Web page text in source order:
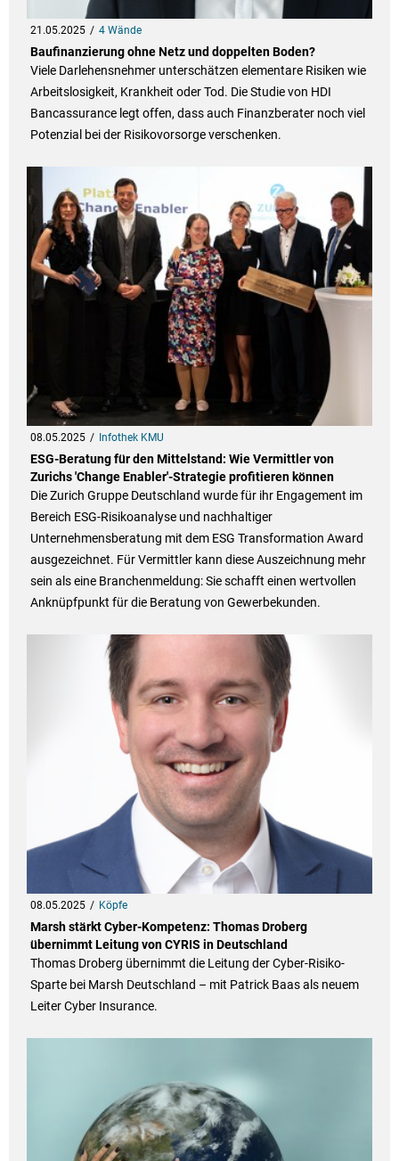
21.05.2025 4 Wände
Baufinanzierung ohne Netz und doppelten Boden?
Viele Darlehensnehmer unterschätzen elementare Risiken wie
Arbeitslosigkeit, Krankheit oder Tod. Die Studie von HDI
Bancassurance legt offen, dass auch Finanzberater noch viel
Potenzial bei der Risikovorsorge verschenken.
08.05.2025 Infothek KMU
ESG-Beratung für den Mittelstand: Wie Vermittler von
Zurichs 'Change Enabler'-Strategie profitieren können
Die Zurich Gruppe Deutschland wurde für ihr Engagement im
Bereich ESG-Risikoanalyse und nachhaltiger
Unternehmensberatung mit dem ESG Transformation Award
ausgezeichnet. Für Vermittler kann diese Auszeichnung mehr
sein als eine Branchenmeldung: Sie schafft einen wertvollen
Anknüpfpunkt für die Beratung von Gewerbekunden.
08.05.2025 Köpfe
Marsh stärkt Cyber-Kompetenz: Thomas Droberg
übernimmt Leitung von CYRIS in Deutschland
Thomas Droberg übernimmt die Leitung der Cyber-Risiko-
Sparte bei Marsh Deutschland – mit Patrick Baas als neuem
Leiter Cyber Insurance.